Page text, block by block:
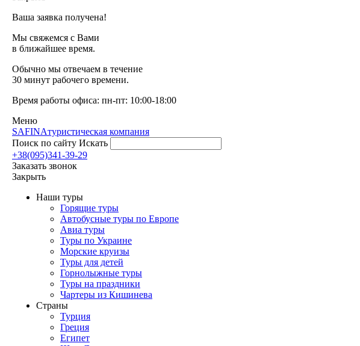
Ваша заявка получена!
Мы свяжемся с Вами
в ближайшее время.
Обычно мы отвечаем в течение
30 минут рабочего времени.
Время работы офиса: пн-пт: 10:00-18:00
Меню
SAFINAтуристическая компания
Поиск по сайту Искать
+38(095)341-39-29
Заказать звонок
Закрыть
Наши туры
Горящие туры
Автобусные туры по Европе
Авиа туры
Туры по Украине
Морские круизы
Туры для детей
Горнолыжные туры
Туры на праздники
Чартеры из Кишинева
Страны
Турция
Греция
Египет